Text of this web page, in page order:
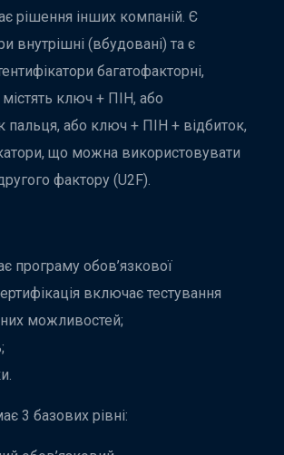
рішення інших компаній. Є
внутрішні (вбудовані) та є
багатофакторні,
ключ + ПІН, або
пальця, або ключ + ПІН + відбиток,
що можна використовувати
фактору (U2F).
програму обов’язкової
включає тестування
можливостей;
3 базових рівні: